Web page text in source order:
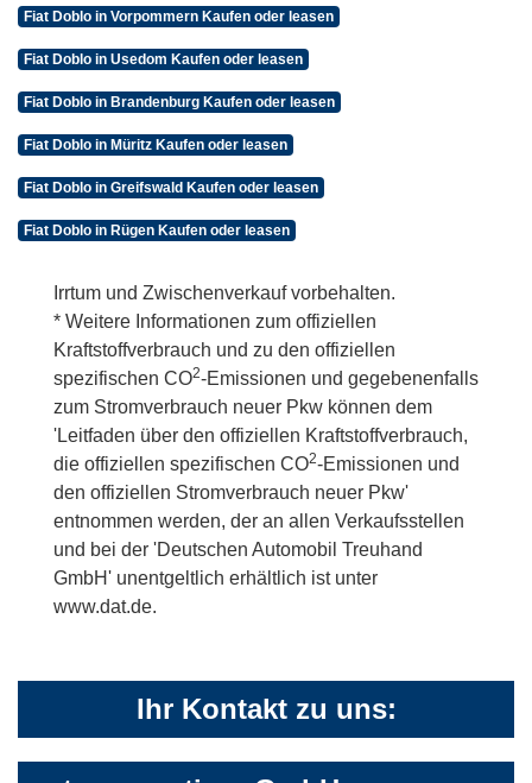
Fiat Doblo in Vorpommern Kaufen oder leasen
Fiat Doblo in Usedom Kaufen oder leasen
Fiat Doblo in Brandenburg Kaufen oder leasen
Fiat Doblo in Müritz Kaufen oder leasen
Fiat Doblo in Greifswald Kaufen oder leasen
Fiat Doblo in Rügen Kaufen oder leasen
Irrtum und Zwischenverkauf vorbehalten.
* Weitere Informationen zum offiziellen
Kraftstoffverbrauch und zu den offiziellen
spezifischen CO2-Emissionen und gegebenenfalls
zum Stromverbrauch neuer Pkw können dem
'Leitfaden über den offiziellen Kraftstoffverbrauch,
die offiziellen spezifischen CO2-Emissionen und
den offiziellen Stromverbrauch neuer Pkw'
entnommen werden, der an allen Verkaufsstellen
und bei der 'Deutschen Automobil Treuhand
GmbH' unentgeltlich erhältlich ist unter
www.dat.de.
Ihr Kontakt zu uns: